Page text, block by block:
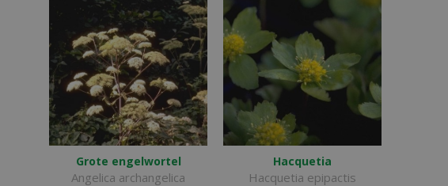
Grote engelwortel
Angelica archangelica
Hacquetia
Hacquetia epipactis